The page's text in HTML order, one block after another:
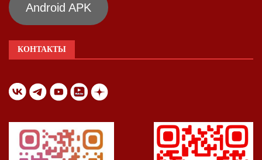
Android APK
КОНТАКТЫ